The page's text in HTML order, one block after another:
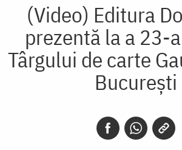
(Video) Editura
prezentă la a 23-
Târgului de carte
București